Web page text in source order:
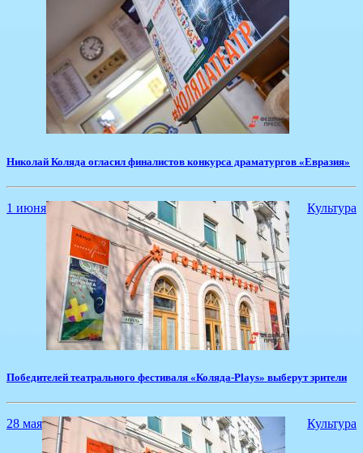
Николай Коляда огласил финалистов конкурса драматургов «Евразия»
1 июня Культура
Победителей театрального фестиваля «Коляда-Plays» выберут зрители
28 мая Культура